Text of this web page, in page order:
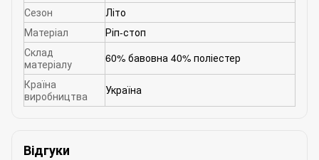
Сезон
Літо
Матеріал
Ріп-стоп
Склад
матеріалу
60% бавовна 40% поліестер
Країна
виробництва
Україна
Відгуки